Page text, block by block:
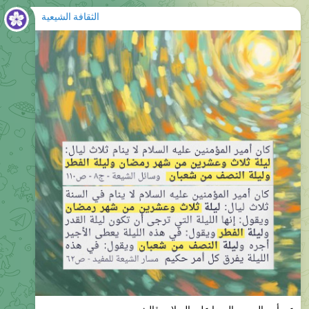
عن أبي الحسن الرضا عليه السلام، قال:
كان أمير المؤمنين عليه السلام لا ينام ثلاث ليال: ليلة ثلاث وعشرين